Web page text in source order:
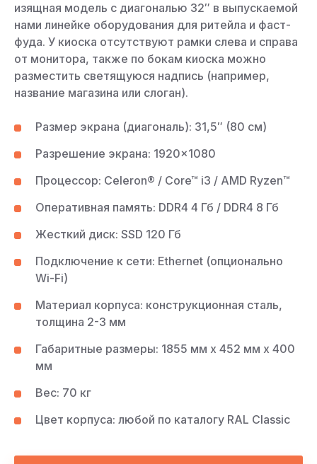
изящная модель с диагональю 32″ в выпускаемой
нами линейке оборудования для ритейла и фаст-
фуда. У киоска отсутствуют рамки слева и справа
от монитора, также по бокам киоска можно
разместить светящуюся надпись (например,
название магазина или слоган).
Размер экрана (диагональ): 31,5″ (80 см)
Разрешение экрана: 1920×1080
Процессор: Celeron® / Core™ i3 / AMD Ryzen™
Оперативная память: DDR4 4 Гб / DDR4 8 Гб
Жесткий диск: SSD 120 Гб
Подключение к сети: Ethernet (опционально
Wi-Fi)
Материал корпуса: конструкционная сталь,
толщина 2-3 мм
Габаритные размеры: 1855 мм х 452 мм х 400
мм
Вес: 70 кг
Цвет корпуса: любой по каталогу RAL Classic